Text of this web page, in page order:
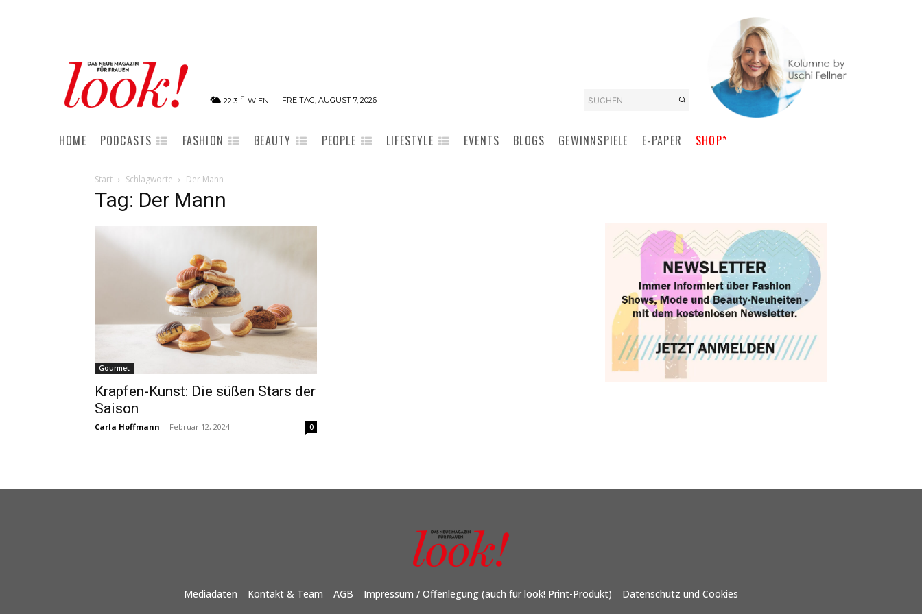
22.3 C WIEN FREITAG, AUGUST 7, 2026 SUCHEN
HOME PODCASTS FASHION BEAUTY PEOPLE LIFESTYLE EVENTS BLOGS GEWINNSPIELE E-PAPER SHOP*
Start Schlagworte Der Mann
Tag: Der Mann
Gourmet
Krapfen-Kunst: Die süßen Stars der
Saison
Carla Hoffmann - Februar 12, 2024 0
Mediadaten Kontakt & Team AGB Impressum / Offenlegung (auch für look! Print-Produkt) Datenschutz und Cookies